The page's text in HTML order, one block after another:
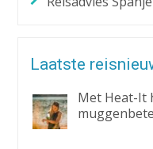
Laatste
Met Heat-It